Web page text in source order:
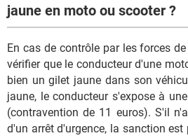
jaune en moto ou scooter ?
En cas de contrôle par les forces
vérifier que le conducteur d'une
bien un gilet jaune dans son
jaune, le conducteur s'expose à
(contravention de 11 euros). S'il
d'un arrêt d'urgence, la sanction